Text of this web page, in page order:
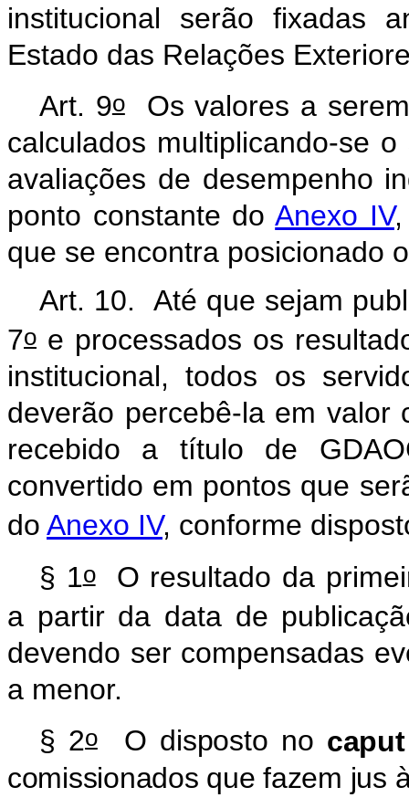
institucional serão fixadas
Estado das Relações
Art. 9oOs valores a serem
calculados multiplicando-se
avaliações de desempenho
ponto constante doAnexo IV,
que se encontra posicionado
Art. 10. Até que sejam
7o e processados os
institucional, todos os
deverão percebê-la em valor
recebido a título de
convertido em pontos que
do Anexo IV, conforme
§ 1oO resultado da
a partir da data de
devendo ser compensadas
a menor.
§ 2oO disposto no caput
comissionados que fazem jus